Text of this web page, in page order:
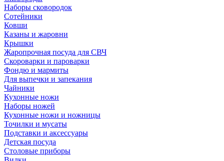
Наборы сковородок
Сотейники
Ковши
Казаны и жаровни
Крышки
Жаропрочная посуда для СВЧ
Скороварки и пароварки
Фондю и мармиты
Для выпечки и запекания
Чайники
Кухонные ножи
Наборы ножей
Кухонные ножи и ножницы
Точилки и мусаты
Подставки и аксессуары
Детская посуда
Столовые приборы